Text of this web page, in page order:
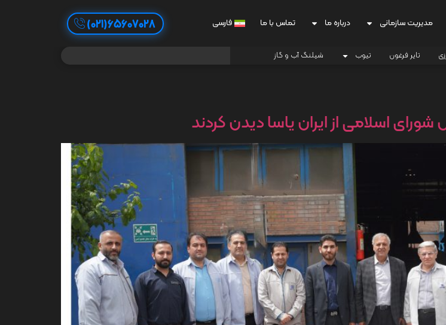
مدیریت سازمانی درباره ما تماس با ما فارسی 65607028(021)
تایر فرغون تیوب شیلنگ آب و گاز
اسلامی از ایران یاسا دیدن کردند